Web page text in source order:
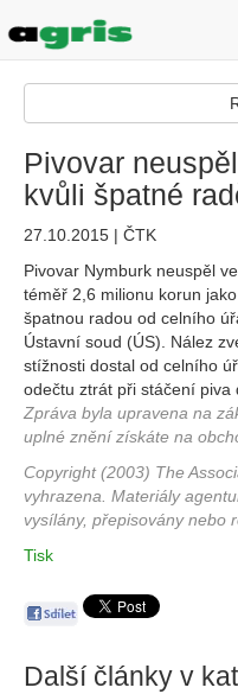
Pivovar
kvůli špatné
27.10.2015 | ČTK
Pivovar Nymburk neuspěl
téměř 2,6 milionu korun
špatnou radou od celního
Ústavní soud (ÚS). Nález
stížnosti dostal od celního
odečtu ztrát při stáčení piva
Zpráva byla upravena na
uplné znění získáte na
Copyright (2003) The
vyhrazena. Materiály
vysílány, přepisovány nebo
Tisk
Další články v